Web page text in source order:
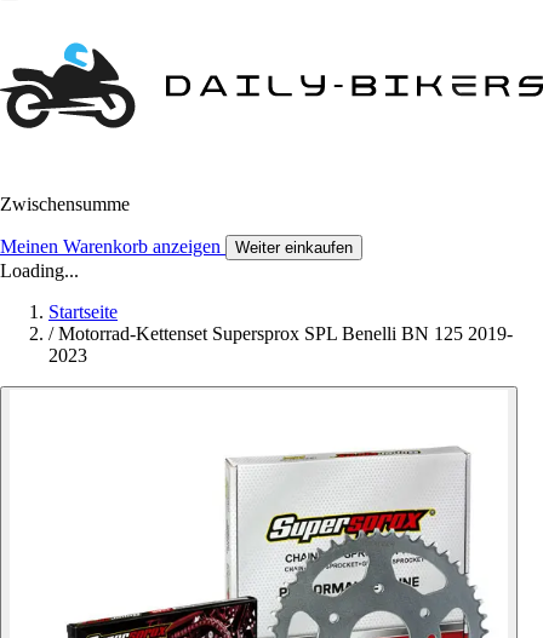
Zwischensumme
Meinen Warenkorb anzeigen Weiter einkaufen
Loading...
Startseite
/ Motorrad-Kettenset Supersprox SPL Benelli BN 125 2019-
2023